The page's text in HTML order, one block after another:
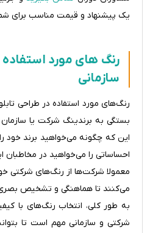
یک پیشنهاد و قیمت مناسب برای
رنگ های مورد استفاده
سازمانی
رنگ‌های مورد استفاده در طراحی
بستگی به برندینگ شرکت یا
این که چگونه می‌خواهید برند خود
احساساتی را می‌خواهید در مخاطبان
معمولا شرکت‌ها از رنگ‌های شرکتی
می‌کنند تا هماهنگی و تشخیص بصری
به طور کلی، انتخاب رنگ‌های با
شرکتی و سازمانی مهم است تا